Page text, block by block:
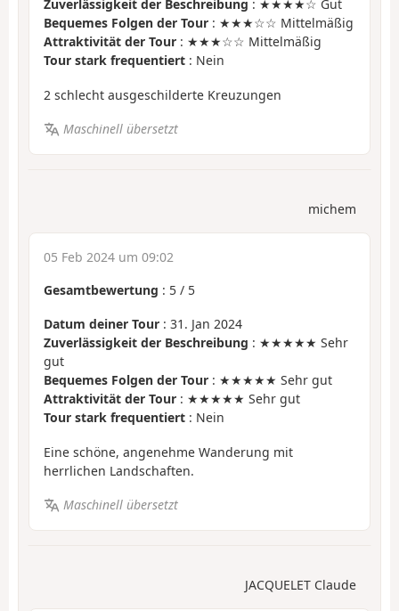
Zuverlässigkeit der Beschreibung : ★★★★☆ Gut
Bequemes Folgen der Tour : ★★★☆☆ Mittelmäßig
Attraktivität der Tour : ★★★☆☆ Mittelmäßig
Tour stark frequentiert : Nein
2 schlecht ausgeschilderte Kreuzungen
Maschinell übersetzt
michem
05 Feb 2024 um 09:02
Gesamtbewertung : 5 / 5
Datum deiner Tour : 31. Jan 2024
Zuverlässigkeit der Beschreibung : ★★★★★ Sehr
gut
Bequemes Folgen der Tour : ★★★★★ Sehr gut
Attraktivität der Tour : ★★★★★ Sehr gut
Tour stark frequentiert : Nein
Eine schöne, angenehme Wanderung mit
herrlichen Landschaften.
Maschinell übersetzt
JACQUELET Claude